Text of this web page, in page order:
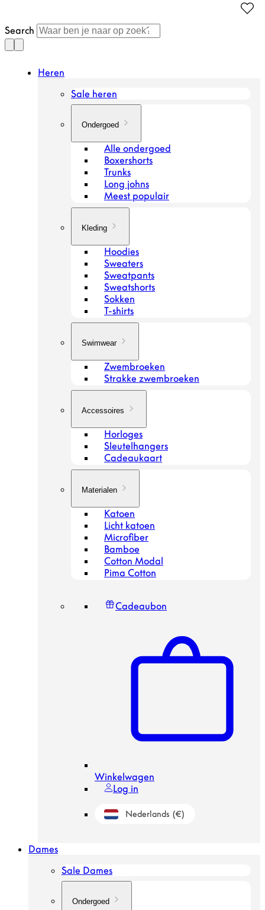
artikel
Search
Heren
Sale heren
Ondergoed
Alle ondergoed
Boxershorts
Trunks
Long johns
Meest populair
Kleding
Hoodies
Sweaters
Sweatpants
Sweatshorts
Sokken
T-shirts
Swimwear
Zwembroeken
Strakke zwembroeken
Accessoires
Horloges
Sleutelhangers
Cadeaukaart
Materialen
Katoen
Licht katoen
Microfiber
Bamboe
Cotton Modal
Pima Cotton
Cadeaubon
Winkelwagen
Log in
Geolocation Button: Nederland,
Nederlands (€)
Dames
Sale Dames
Ondergoed